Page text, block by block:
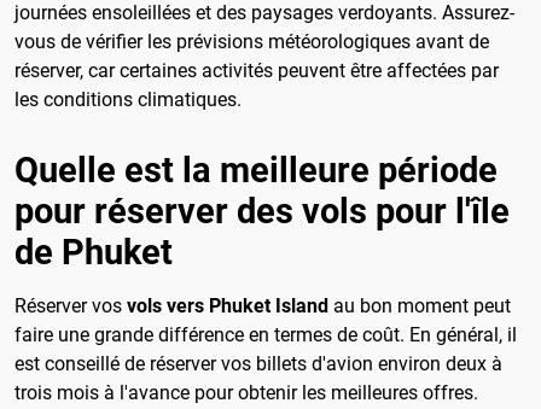
journées ensoleillées et des paysages verdoyants. Assurez-
vous de vérifier les prévisions météorologiques avant de
réserver, car certaines activités peuvent être affectées par
les conditions climatiques.
Quelle est la meilleure période
pour réserver des vols pour l'île
de Phuket
Réserver vos vols vers Phuket Island au bon moment peut
faire une grande différence en termes de coût. En général, il
est conseillé de réserver vos billets d'avion environ deux à
trois mois à l'avance pour obtenir les meilleures offres.